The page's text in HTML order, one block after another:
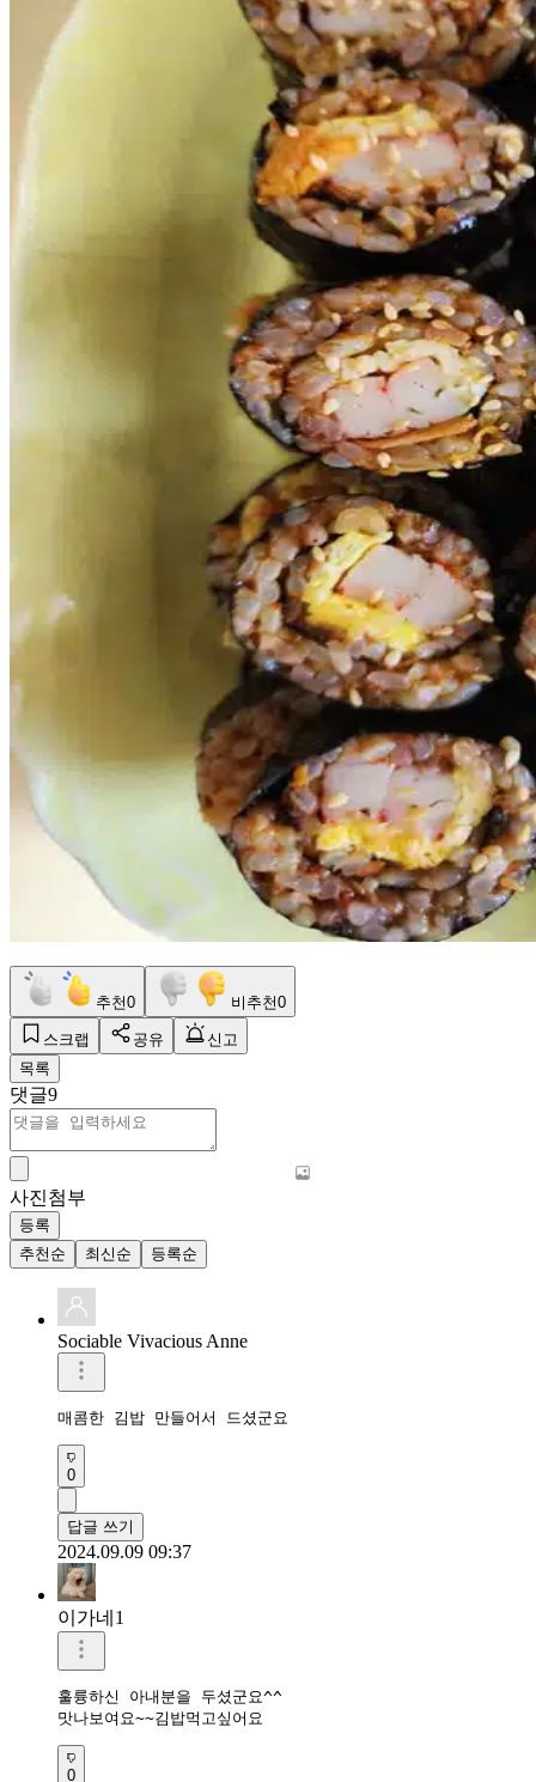
추천0 비추천0
스크랩 공유
신고
목록
댓글9
사진첨부
등록
추천순
최신순 등록순
Sociable Vivacious Anne
매콤한 김밥 만들어서 드셨군요
0
답글 쓰기
2024.09.09 09:37
이가네1
훌륭하신 아내분을 두셨군요^^
맛나보여요~~김밥먹고싶어요
0